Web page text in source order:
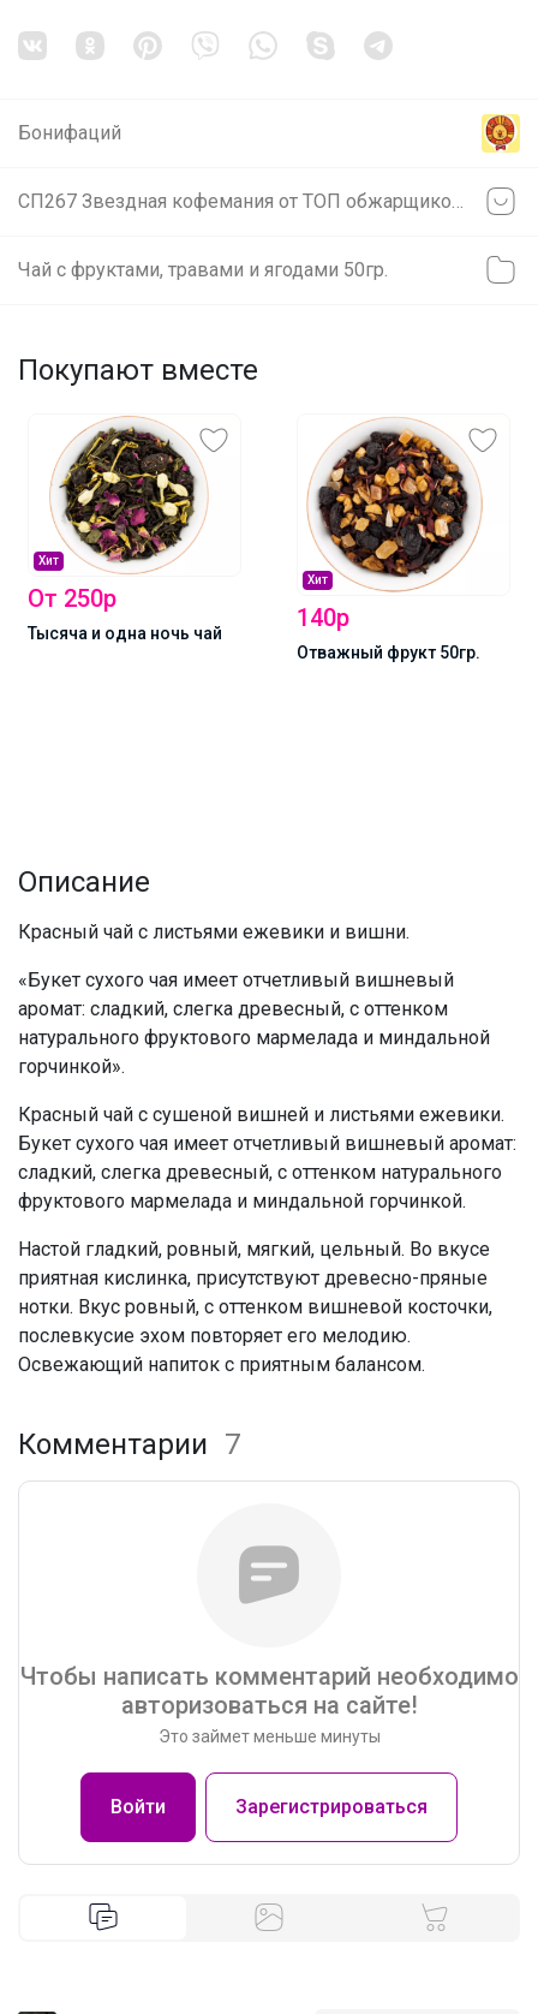
Бонифаций
Чай с фруктами, травами и ягодами 50гр.
Покупают вместе
Хит
От 250р
Тысяча и одна ночь чай
Хит
140р
Отважный фрукт 50гр.
Описание
Красный чай с листьями ежевики и вишни.
«Букет сухого чая имеет отчетливый вишневый
аромат: сладкий, слегка древесный, с оттенком
натурального фруктового мармелада и миндальной
горчинкой».
Красный чай с сушеной вишней и листьями ежевики.
Букет сухого чая имеет отчетливый вишневый аромат:
сладкий, слегка древесный, с оттенком натурального
фруктового мармелада и миндальной горчинкой.
Настой гладкий, ровный, мягкий, цельный. Во вкусе
приятная кислинка, присутствуют древесно-пряные
нотки. Вкус ровный, с оттенком вишневой косточки,
послевкусие эхом повторяет его мелодию.
Освежающий напиток с приятным балансом.
Комментарии 7
Чтобы написать комментарий необходимо
авторизоваться на сайте!
Это займет меньше минуты
Войти Зарегистрироваться